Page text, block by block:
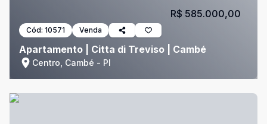
Cód: 10571 Venda
Apartamento | Citta di Treviso | Cambé
Centro, Cambé - PI
R$ 585.000,00